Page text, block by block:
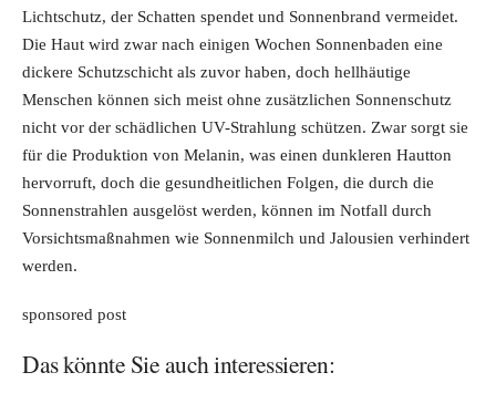
Lichtschutz, der Schatten spendet und Sonnenbrand vermeidet.
Die Haut wird zwar nach einigen Wochen Sonnenbaden eine
dickere Schutzschicht als zuvor haben, doch hellhäutige
Menschen können sich meist ohne zusätzlichen Sonnenschutz
nicht vor der schädlichen UV-Strahlung schützen. Zwar sorgt sie
für die Produktion von Melanin, was einen dunkleren Hautton
hervorruft, doch die gesundheitlichen Folgen, die durch die
Sonnenstrahlen ausgelöst werden, können im Notfall durch
Vorsichtsmaßnahmen wie Sonnenmilch und Jalousien verhindert
werden.
sponsored post
Das könnte Sie auch interessieren: